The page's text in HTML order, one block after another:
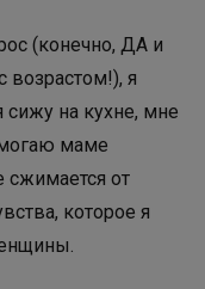
(конечно, ДА и
возрастом!), я
сижу на кухне, мне
маме
сжимается от
которое я